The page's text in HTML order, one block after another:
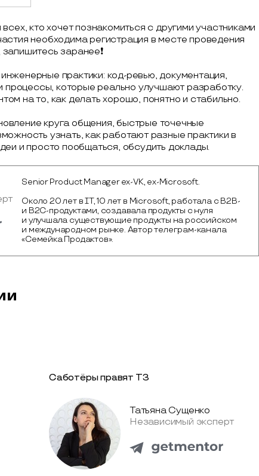
кто хочет познакомиться с другими участниками
необходима регистрация в месте проведения
заранее❗️
практики: код-ревью, документация,
которые реально улучшают разработку.
на то, как делать хорошо, понятно и стабильно.
круга общения, быстрые точечные
узнать, как работают разные практики в
и просто пообщаться, обсудить доклады.
Senior Product Manager ex-VK, ex-Microsoft.
Около 20 лет в IT, 10 лет в Microsoft, работала с B2B-
и B2C-продуктами, создавала продукты с нуля
и улучшала существующие продукты на российском
и международном рынке. Автор телеграм-канала
«Семейка Продактов».
Саботёры правят ТЗ
Татьяна Сущенко
Независимый эксперт